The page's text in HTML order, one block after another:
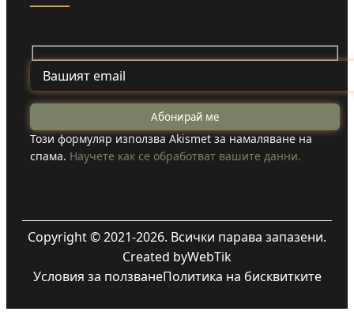
Този формуляр използва Akismet за намаляване на
спама. Научете как се обработват вашите данни.
Copyright © 2021-2026. Всички парава запазени.
Created byWebTik
Условия за ползванеПолитика на бисквитките